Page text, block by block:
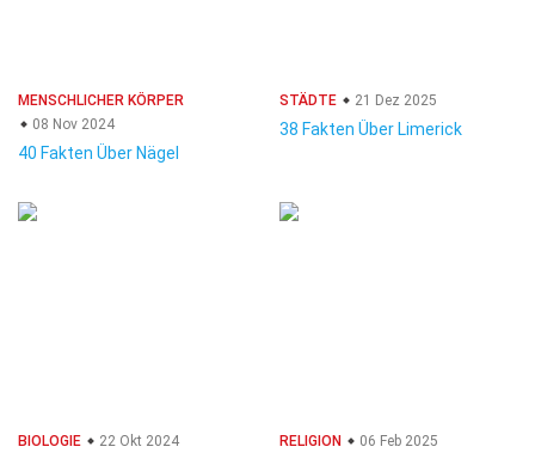
MENSCHLICHER KÖRPER
08 Nov 2024
40 Fakten Über Nägel
STÄDTE 21 Dez 2025
38 Fakten Über Limerick
BIOLOGIE 22 Okt 2024 RELIGION 06 Feb 2025